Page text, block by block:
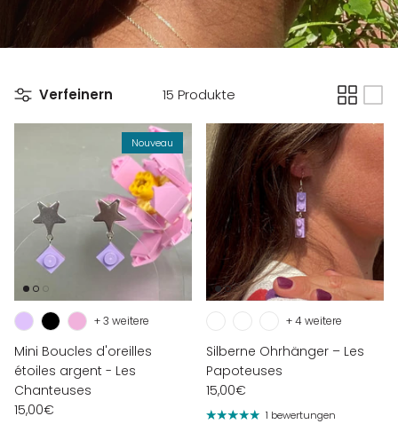
Verfeinern 15 Produkte
Nouveau
Mini Boucles d'oreilles
étoiles argent - Les
Chanteuses
15,00€
+ 3 weitere
Silberne Ohrhänger – Les
Papoteuses
15,00€
+ 4 weitere
1 bewertungen